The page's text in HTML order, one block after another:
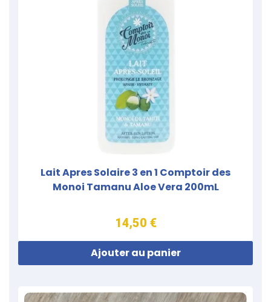
Lait Apres Solaire 3 en 1 Comptoir des
Monoi Tamanu Aloe Vera 200mL
14,50 €
Ajouter au panier